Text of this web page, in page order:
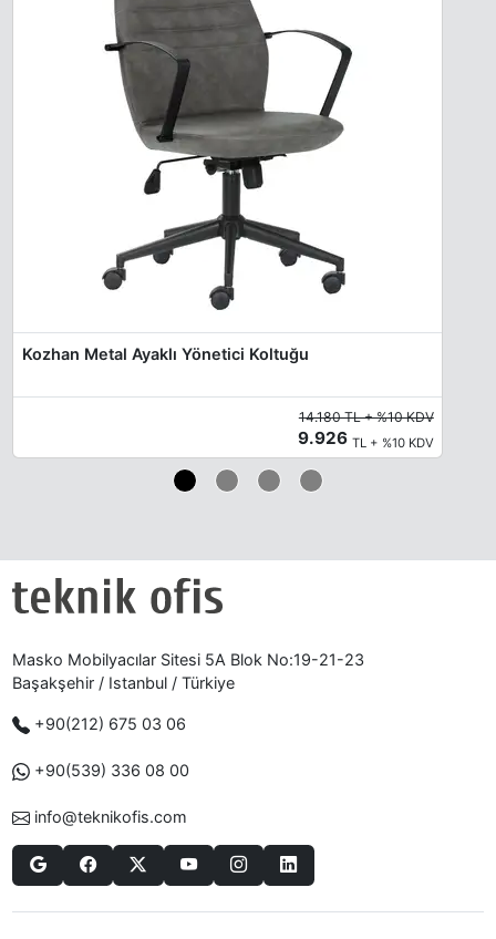
Kozhan Metal Ayaklı Yönetici Koltuğu
14.180 TL + %10 KDV
9.926 TL + %10 KDV
Masko Mobilyacılar Sitesi 5A Blok No:19-21-23
Başakşehir / Istanbul / Türkiye
+90(212) 675 03 06
+90(539) 336 08 00
info@teknikofis.com